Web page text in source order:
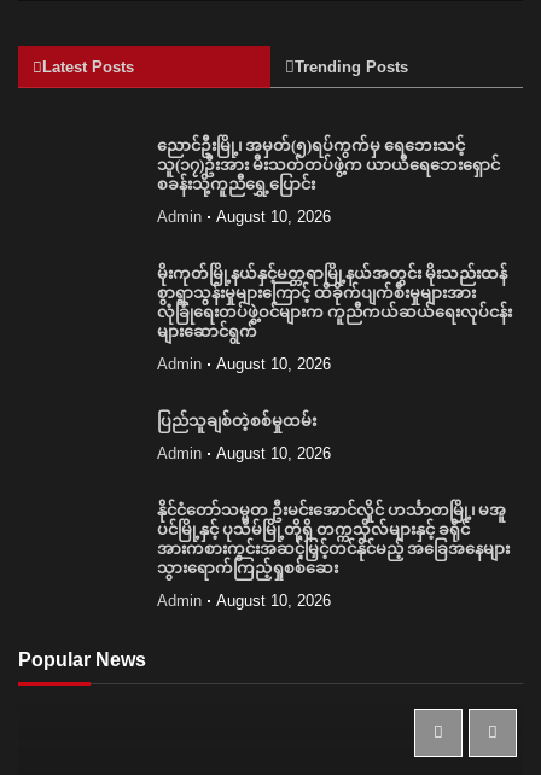
Latest Posts Trending Posts
ညောင်ဦးမြို့၊ အမှတ်(၅)ရပ်ကွက်မှ ရေဘေးသင့်
သူ(၁၇)ဦးအား မီးသတ်တပ်ဖွဲ့က ယာယီရေဘေးရှောင်
စခန်းသို့ကူညီရွှေ့ပြောင်း
Admin August 10, 2026
မိုးကုတ်မြို့နယ်နှင့်မတ္တရာမြို့နယ်အတွင်း မိုးသည်းထန်
စွာရွာသွန်းမှုများကြောင့် ထိခိုက်ပျက်စီးမှုများအား
လုံခြုံရေးတပ်ဖွဲ့ဝင်များက ကူညီကယ်ဆယ်ရေးလုပ်ငန်း
များဆောင်ရွက်
Admin August 10, 2026
ပြည်သူချစ်တဲ့စစ်မှုထမ်း
Admin August 10, 2026
နိုင်ငံတော်သမ္မတ ဦးမင်းအောင်လှိုင် ဟင်္သာတမြို့၊ မအူ
ပင်မြို့နှင့် ပုသိမ်မြို့တို့ရှိ တက္ကသိုလ်များနှင့် ခရိုင်
အားကစားကွင်းအဆင့်မြှင့်တင်နိုင်မည့် အခြေအနေများ
သွားရောက်ကြည့်ရှုစစ်ဆေး
Admin August 10, 2026
Popular News